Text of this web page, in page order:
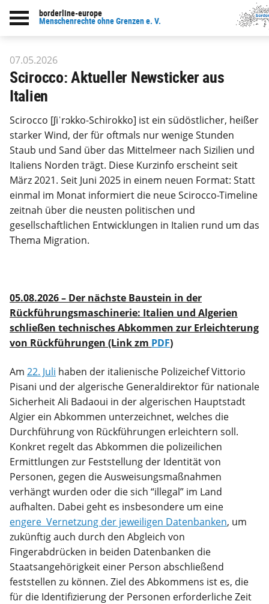
borderline-europe
Menschenrechte ohne Grenzen e. V.
zur Übersicht: Unsere Arbeit
07.05.2026
Scirocco: Aktueller Newsticker aus
Italien
Scirocco [ʃiˈrɔkko-Schirokko] ist ein südöstlicher, heißer
starker Wind, der für oftmals nur wenige Stunden
Staub und Sand über das Mittelmeer nach Sizilien und
Italiens Norden trägt. Diese Kurzinfo erscheint seit
März 2021. Seit Juni 2025 in einem neuen Format: Statt
einmal im Monat informiert die neue Scirocco-Timeline
zeitnah über die neusten politischen und
gesellschaftlichen Entwicklungen in Italien rund um das
Thema Migration.
05.08.2026 – Der nächste Baustein in der
Rückführungsmaschinerie: Italien und Algerien
schließen technisches Abkommen zur Erleichterung
von Rückführungen (Link zm PDF)
Am 22. Juli haben der italienische Polizeichef Vittorio
Pisani und der algerische Generaldirektor für nationale
Sicherheit Ali Badaoui in der algerischen Hauptstadt
Algier ein Abkommen unterzeichnet, welches die
Durchführung von Rückführungen erleichtern soll.
Konkret regelt das Abkommen die polizeilichen
Ermittlungen zur Feststellung der Identität von
Personen, gegen die Ausweisungsmaßnahmen
verhängt wurden oder die sich “illegal” im Land
aufhalten. Dabei geht es insbesondere um eine
engere Vernetzung der jeweiligen Datenbanken, um
zukünftig auch durch den Abgleich von
Fingerabdrücken in beiden Datenbanken die
Staatsangehörigkeit einer Person abschließend
feststellen zu können. Ziel des Abkommens ist es, die
für die Identifizierung der Personen erforderliche Zeit